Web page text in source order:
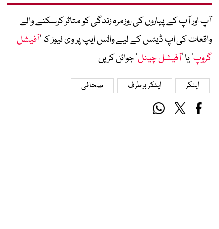
آپ اور آپ کے پیاروں کی روزمرہ زندگی کو متاثر کرسکنے والے
واقعات کی اپ ڈیٹس کے لیے واٹس ایپ پر وی نیوز کا ’آفیشل
گروپ‘ یا ’آفیشل چینل‘ جوائن کریں
اینکر اینکر برطرف صحافی